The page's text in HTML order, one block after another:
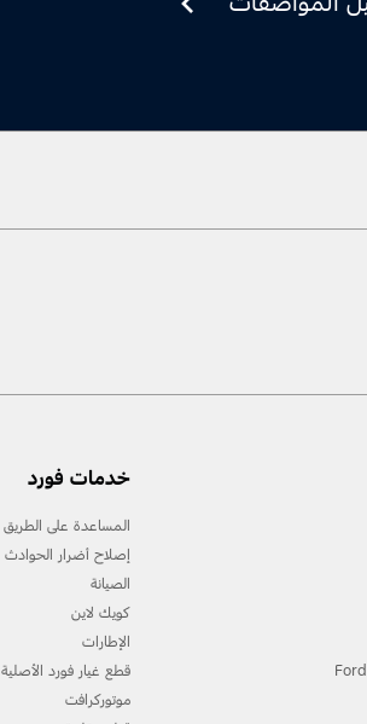
خدمات فورد
المساعدة على الطريق
إصلاح أضرار الحوادث
الصيانة
كويك لاين
الإطارات
قطع غيار فورد الأصلية
موتوركرافت